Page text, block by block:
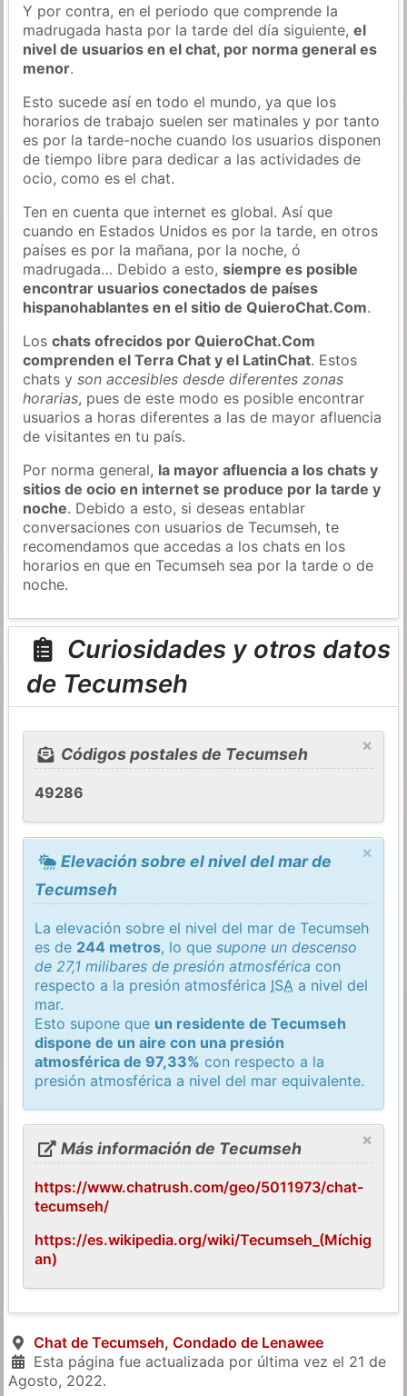
Y por contra, en el periodo que comprende la
madrugada hasta por la tarde del día siguiente,el
nivel de usuarios en el chat, por norma general es
menor.
Esto sucede así en todo el mundo, ya que los
horarios de trabajo suelen ser matinales y por tanto
es por la tarde-noche cuando los usuarios disponen
de tiempo libre para dedicar a las actividades de
ocio, como es el chat.
Ten en cuenta que internet es global. Así que
cuando en Estados Unidos es por la tarde, en otros
países es por la mañana, por la noche, ó
madrugada… Debido a esto,siempre es posible
encontrar usuarios conectados de países
hispanohablantes en el sitio de QuieroChat.Com.
Loschats ofrecidos por QuieroChat.Com
comprenden el Terra Chat y el LatinChat. Estos
chats yson accesibles desde diferentes zonas
horarias, pues de este modo es posible encontrar
usuarios a horas diferentes a las de mayor afluencia
de visitantes en tu país.
Por norma general, la mayor afluencia a los chats y
sitios de ocio en internet se produce por la tarde y
noche. Debido a esto, si deseas entablar
conversaciones con usuarios de Tecumseh, te
recomendamos que accedas a los chats en los
horarios en que en Tecumseh sea por la tarde o de
noche.
Curiosidades y otros datos
de Tecumseh
×
Códigos postales de Tecumseh
49286
×
Elevación sobre el nivel del mar de
Tecumseh
La elevación sobre el nivel del mar de Tecumseh
es de 244 metros, lo quesupone un descenso
de 27,1 milibares de presión atmosférica con
respecto a la presión atmosférica ISA a nivel del
mar.
Esto supone que un residente de Tecumseh
dispone de un aire con una presión
atmosférica de 97,33% con respecto a la
presión atmosférica a nivel del mar equivalente.
×
Más información de Tecumseh
https://www.chatrush.com/geo/5011973/chat-
tecumseh/
https://es.wikipedia.org/wiki/Tecumseh_(Míchig
an)
Chat de Tecumseh, Condado de Lenawee
Esta página fue actualizada por última vez el 21 de
Agosto, 2022.